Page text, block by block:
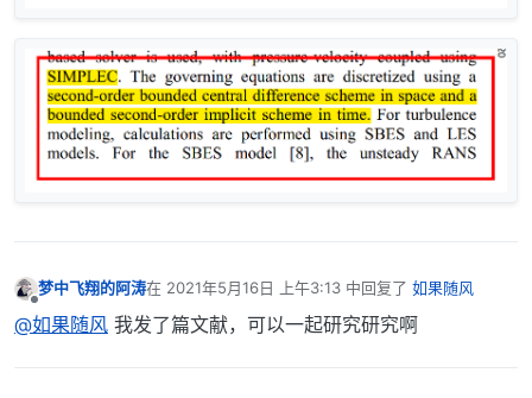
梦中飞翔的阿涛在 2021年5月16日 上午3:13 中回复了 如果随风
最后由 编辑
@如果随风 我发了篇文献，可以一起研究研究啊